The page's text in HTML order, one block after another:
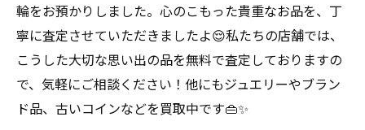
輪をお預かりしました。心のこもった貴重なお品を、丁
寧に査定させていただきましたよ😌私たちの店舗では、
こうした大切な思い出の品を無料で査定しておりますの
で、気軽にご相談ください！他にもジュエリーやブラン
ド品、古いコインなどを買取中です👜✨